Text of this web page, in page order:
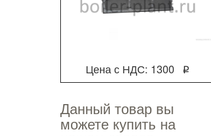
Цена с НДС: 1300 q
Данный товар вы
можете купить на